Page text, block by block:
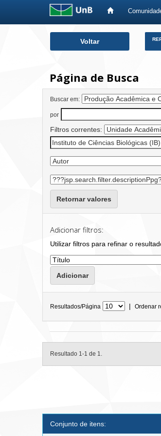
Voltar
Página de Busca
Buscar em:
por
Filtros correntes:
Retornar valores
Adicionar filtros:
Utilizar filtros para refinar o
Resultados/Página | Ordenar
Resultado 1-1 de 1.
Conjunto de itens: